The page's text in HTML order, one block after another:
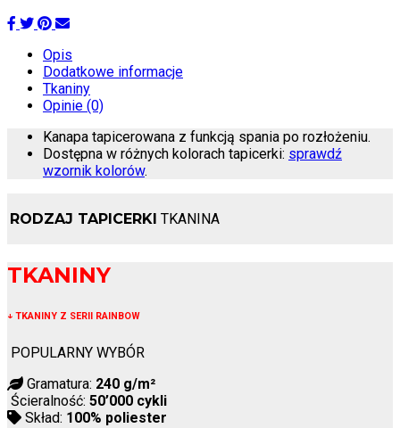
Opis
Dodatkowe informacje
Tkaniny
Opinie (0)
Kanapa tapicerowana z funkcją spania po rozłożeniu.
Dostępna w różnych kolorach tapicerki: sprawdź
wzornik kolorów.
RODZAJ TAPICERKI TKANINA
TKANINY
↓ TKANINY Z SERII RAINBOW
POPULARNY WYBÓR
Gramatura: 240 g/m²
Ścieralność: 50’000 cykli
Skład: 100% poliester